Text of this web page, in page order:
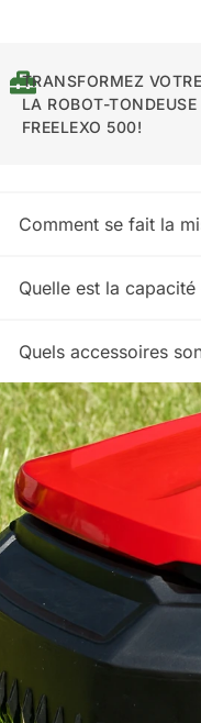
TRANSFORMEZ
LA ROBOT-TONDEUSE
FREELEXO 500!
Comment se fait la
Quelle est la
Quels accessoires